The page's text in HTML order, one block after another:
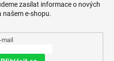
zasílat informace o nových
našem e-shopu.
mail